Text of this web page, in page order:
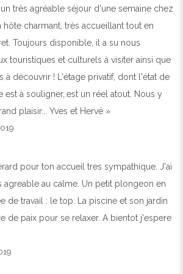
très agréable séjour d'une semaine chez
hôte charmant, très accueillant tout en
Toujours disponible, il a su nous
touristiques et culturels à visiter ainsi que
à découvrir ! L'étage privatif, dont l'état de
à souligner,.est un réel atout. Nous y
plaisir... Yves et Hervé »
pour ton accueil tres sympathique. J'ai
agreable au calme. Un petit plongeon en
de travail : le top. La piscine et son jardin
de paix pour se relaxer. A bientot j'espere